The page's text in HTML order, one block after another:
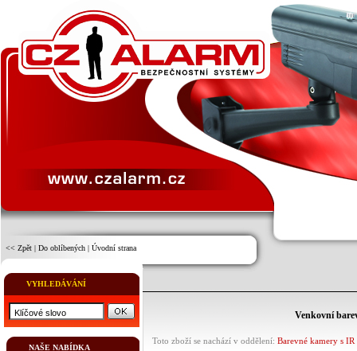
<< Zpět | Do oblíbených | Úvodní strana
VYHLEDÁVÁNÍ
NAŠE NABÍDKA
Venkovní
Toto zboží se nachází v oddělení: Barevné kamery s